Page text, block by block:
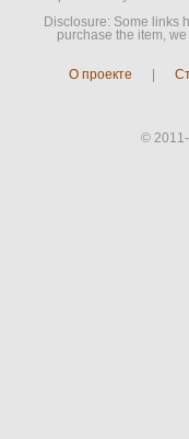
Disclosure: Some links
purchase the item,
О проекте
©